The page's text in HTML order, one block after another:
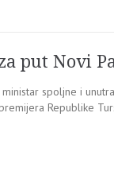
put Novi
spoljne i
Republike